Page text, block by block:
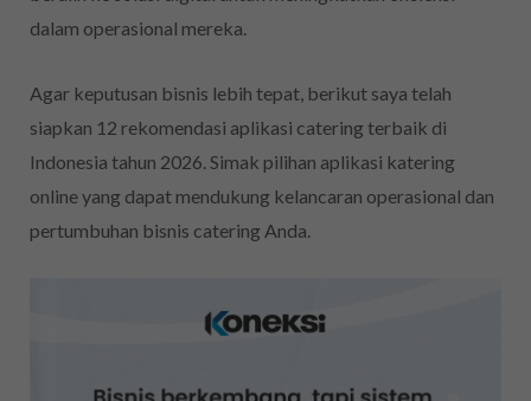
dalam operasional mereka.
Agar keputusan bisnis lebih tepat, berikut saya telah
siapkan 12 rekomendasi aplikasi catering terbaik di
Indonesia tahun 2026. Simak pilihan aplikasi katering
online yang dapat mendukung kelancaran operasional dan
pertumbuhan bisnis catering Anda.